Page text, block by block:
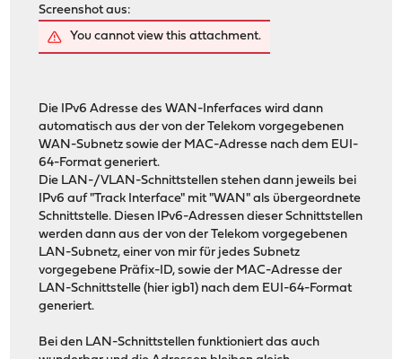
Screenshot aus:
You cannot view this attachment.
Die IPv6 Adresse des WAN-Inferfaces wird dann
automatisch aus der von der Telekom vorgegebenen
WAN-Subnetz sowie der MAC-Adresse nach dem EUI-
64-Format generiert.
Die LAN-/VLAN-Schnittstellen stehen dann jeweils bei
IPv6 auf "Track Interface" mit "WAN" als übergeordnete
Schnittstelle. Diesen IPv6-Adressen dieser Schnittstellen
werden dann aus der von der Telekom vorgegebenen
LAN-Subnetz, einer von mir für jedes Subnetz
vorgegebene Präfix-ID, sowie der MAC-Adresse der
LAN-Schnittstelle (hier igb1) nach dem EUI-64-Format
generiert.
Bei den LAN-Schnittstellen funktioniert das auch